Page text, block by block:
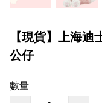
【現貨】上海
公仔
數量